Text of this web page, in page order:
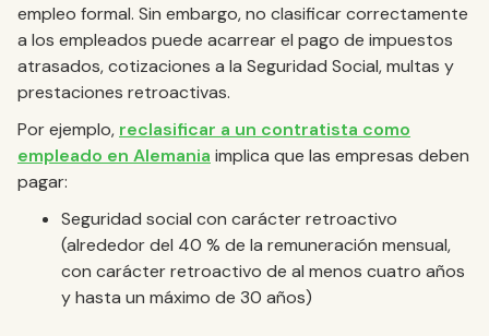
empleo formal. Sin embargo, no clasificar correctamente
a los empleados puede acarrear el pago de impuestos
atrasados, cotizaciones a la Seguridad Social, multas y
prestaciones retroactivas.
Por ejemplo, reclasificar a un contratista como
empleado en Alemania implica que las empresas deben
pagar:
Seguridad social con carácter retroactivo
(alrededor del 40 % de la remuneración mensual,
con carácter retroactivo de al menos cuatro años
y hasta un máximo de 30 años)